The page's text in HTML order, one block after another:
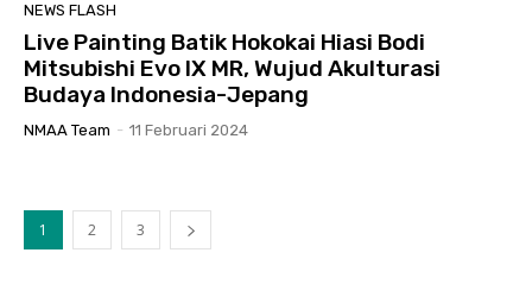
NEWS FLASH
Live Painting Batik Hokokai Hiasi Bodi
Mitsubishi Evo IX MR, Wujud Akulturasi
Budaya Indonesia-Jepang
NMAA Team - 11 Februari 2024
1 2 3